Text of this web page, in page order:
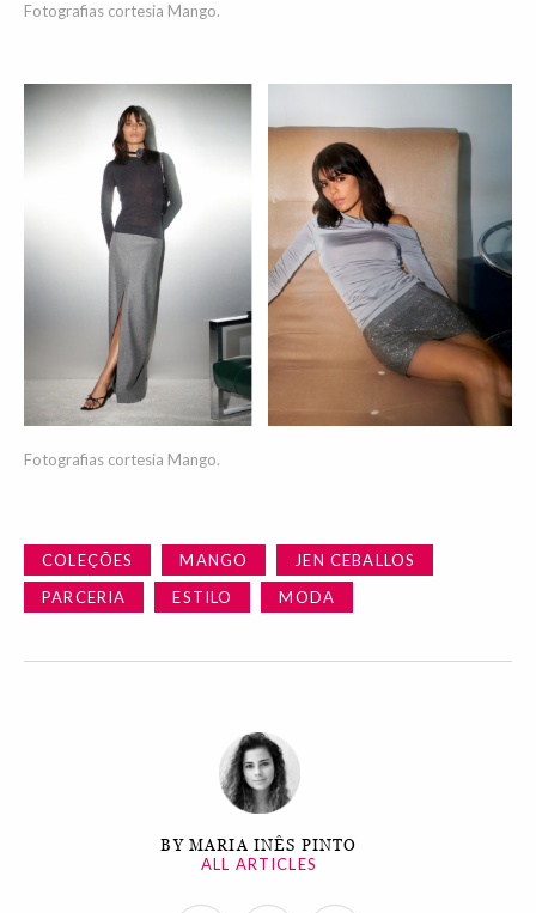
Fotografias cortesia Mango.
Fotografias cortesia Mango.
COLEÇÕES MANGO
JEN CEBALLOS
PARCERIA
ESTILO MODA
BY MARIA INÊS PINTO
ALL ARTICLES